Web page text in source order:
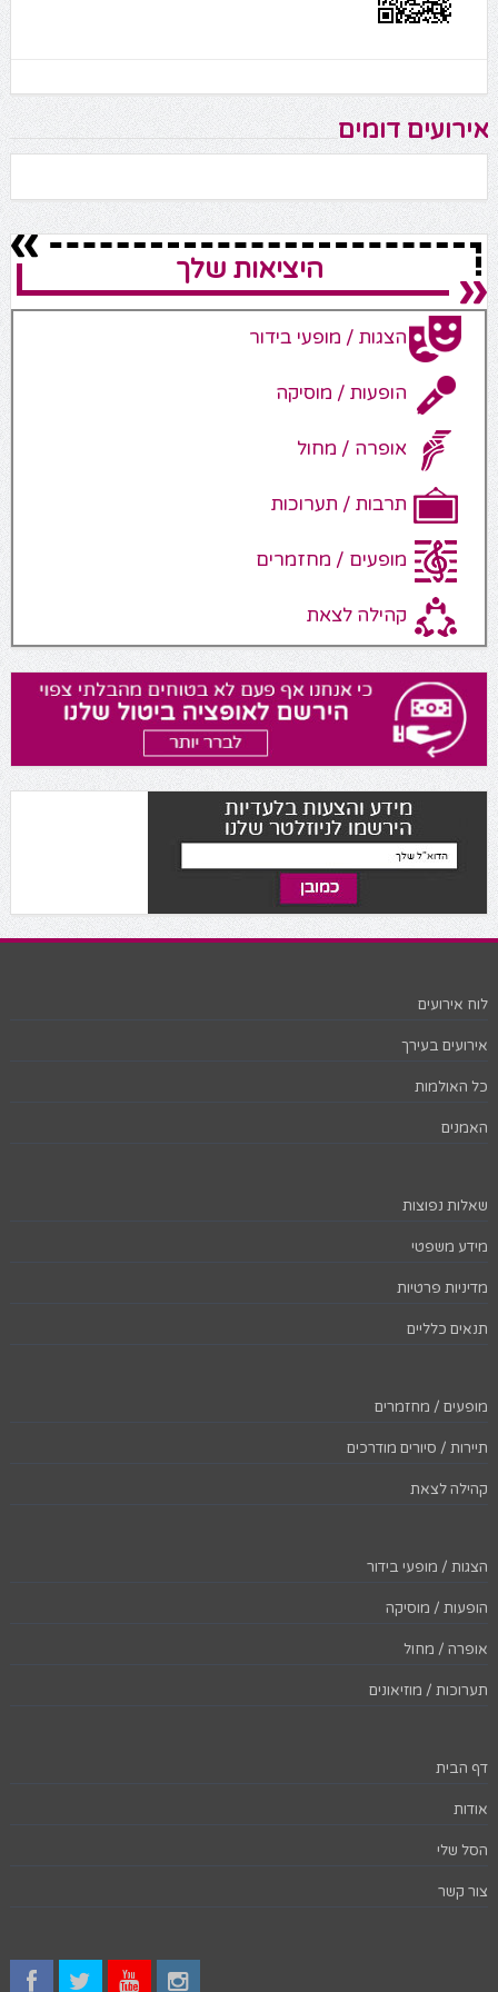
אירועים דומים
היציאות שלך
הצגות / מופעי בידור
הופעות / מוסיקה
אופרה / מחול
תרבות / תערוכות
מופעים / מחזמרים
קהילה לצאת
לוח אירועים
אירועים בעירך
כל האולמות
האמנים
שאלות נפוצות
מידע משפטי
מדיניות פרטיות
תנאים כלליים
מופעים / מחזמרים
תיירות / סיורים מודרכים
קהילה לצאת
הצגות / מופעי בידור
הופעות / מוסיקה
אופרה / מחול
תערוכות / מוזיאונים
דף הבית
אודות
הסל שלי
צור קשר